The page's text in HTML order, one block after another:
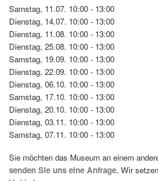
Samstag, 11.07. 10:00 - 13:00
Dienstag, 14.07. 10:00 - 13:00
Dienstag, 11.08. 10:00 - 13:00
Dienstag, 25.08. 10:00 - 13:00
Samstag, 19.09. 10:00 - 13:00
Dienstag, 22.09. 10:00 - 13:00
Dienstag, 06.10. 10:00 - 13:00
Samstag, 17.10. 10:00 - 13:00
Dienstag, 20.10. 10:00 - 13:00
Dienstag, 03.11. 10:00 - 13:00
Samstag, 07.11. 10:00 - 13:00
Sie möchten das Museum an einem
senden Sie uns eine Anfrage. Wir